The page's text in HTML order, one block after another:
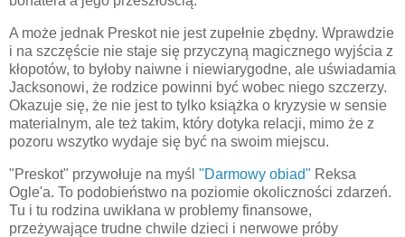
A może jednak Preskot nie jest zupełnie zbędny. Wprawdzie
i na szczęście nie staje się przyczyną magicznego wyjścia z
kłopotów, to byłoby naiwne i niewiarygodne, ale uświadamia
Jacksonowi, że rodzice powinni być wobec niego szczerzy.
Okazuje się, że nie jest to tylko książka o kryzysie w sensie
materialnym, ale też takim, który dotyka relacji, mimo że z
pozoru wszytko wydaje się być na swoim miejscu.
"Preskot" przywołuje na myśl "Darmowy obiad" Reksa
Ogle'a. To podobieństwo na poziomie okoliczności zdarzeń.
Tu i tu rodzina uwikłana w problemy finansowe,
przeżywające trudne chwile dzieci i nerwowe próby